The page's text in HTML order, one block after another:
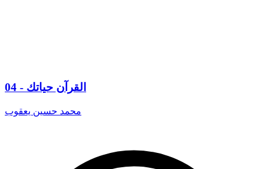
04 - القرآن حياتك
محمد حسين يعقوب